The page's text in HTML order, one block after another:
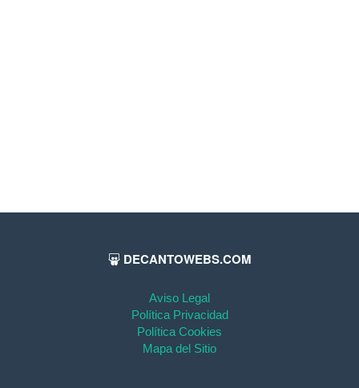
DECANTOWEBS.COM
Aviso Legal
Política Privacidad
Política Cookies
Mapa del Sitio